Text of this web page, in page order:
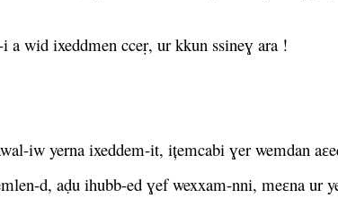
a wid ixeddmen cceṛ, ur kkun ssineɣ ara !
iw yerna ixeddem-it, ițemcabi ɣer wemdan
d, aḍu ihubb-ed ɣef wexxam-nni, meɛna ur